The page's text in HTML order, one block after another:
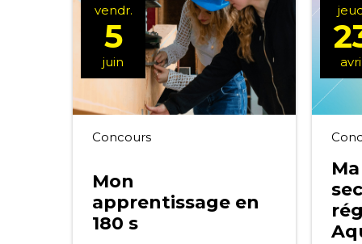
Concours
Mon
apprentissage en
180 s
vendr.
5
juin